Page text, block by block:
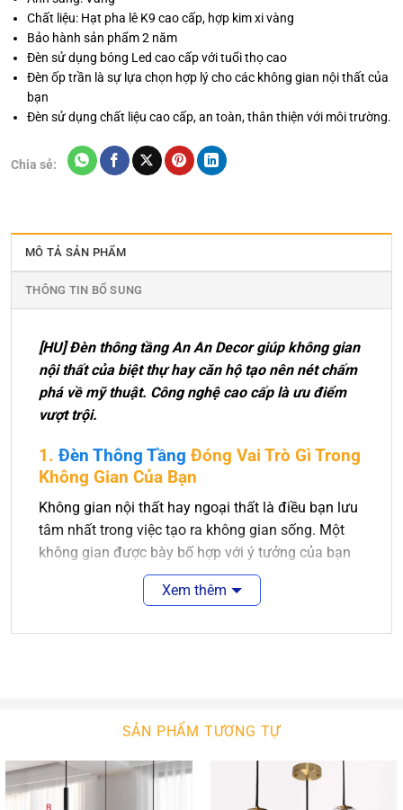
Chất liệu: Hạt pha lê K9 cao cấp, hợp kim xi vàng
Bảo hành sản phẩm 2 năm
Đèn sử dụng bóng Led cao cấp với tuổi thọ cao
Đèn ốp trần là sự lựa chọn hợp lý cho các không gian nội thất của
bạn
Đèn sử dụng chất liệu cao cấp, an toàn, thân thiện với môi trường.
Chia sẻ:
MÔ TẢ SẢN PHẨM
THÔNG TIN BỔ SUNG
[HU] Đèn thông tầng An An Decor giúp không gian
nội thất của biệt thự hay căn hộ tạo nên nét chấm
phá về mỹ thuật. Công nghệ cao cấp là ưu điểm
vượt trội.
1. Đèn Thông Tầng Đóng Vai Trò Gì Trong
Không Gian Của Bạn
Không gian nội thất hay ngoại thất là điều bạn lưu
tâm nhất trong việc tạo ra không gian sống. Một
không gian được bày bố hợp với ý tưởng của bạn
là điều tuyệt vời. Sẽ tuyệt vời hơn nếu không gian
ấy được màu sắc của ánh sáng chiếu rọi.
Đèn thông tầng là sự lựa chọn tuyệt vời cho các
đẹp, sang trọng. Với công nghệ chiếu sáng hiện
linh.
Xem thêm
SẢN PHẨM TƯƠNG TỰ